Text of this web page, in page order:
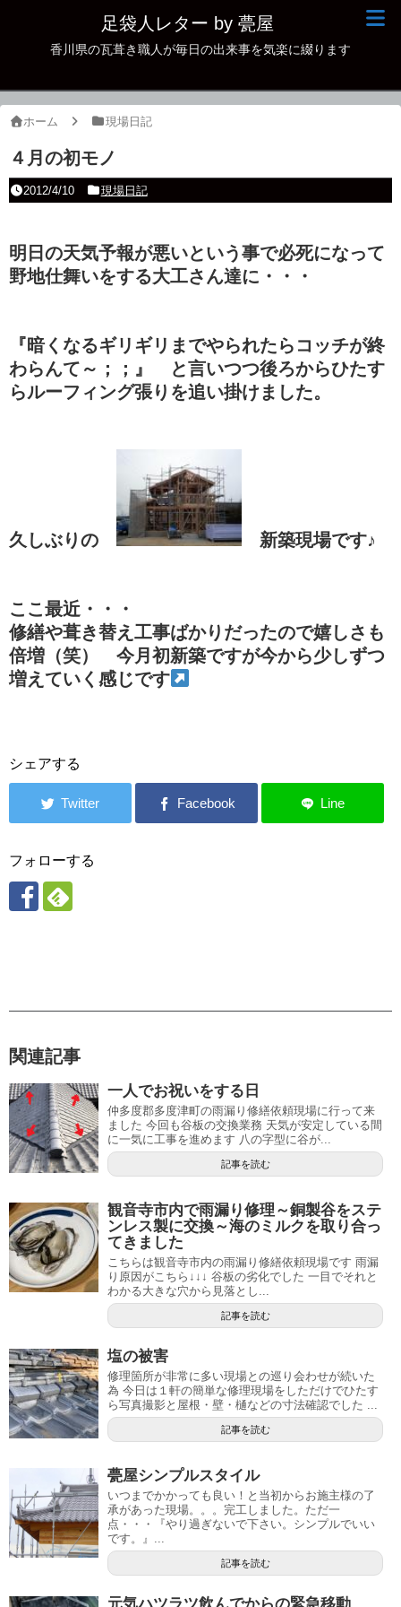
足袋人レター by 甍屋
香川県の瓦葺き職人が毎日の出来事を気楽に綴ります
ホーム 現場日記
４月の初モノ
2012/4/10 現場日記
明日の天気予報が悪いという事で必死になって
野地仕舞いをする大工さん達に・・・
『暗くなるギリギリまでやられたらコッチが終
わらんて～；；』 と言いつつ後ろからひたす
らルーフィング張りを追い掛けました。
久しぶりの 新築現場です♪
ここ最近・・・
修繕や葺き替え工事ばかりだったので嬉しさも
倍増（笑） 今月初新築ですが今から少しずつ
増えていく感じです
シェアする
フォローする
関連記事
一人でお祝いをする日
仲多度郡多度津町の雨漏り修繕依頼現場に行って来
ました 今回も谷板の交換業務 天気が安定している間
に一気に工事を進めます 八の字型に谷が...
記事を読む
観音寺市内で雨漏り修理～銅製谷をステ
ンレス製に交換～海のミルクを取り合っ
てきました
こちらは観音寺市内の雨漏り修繕依頼現場です 雨漏
り原因がこちら↓↓↓ 谷板の劣化でした 一目でそれと
わかる大きな穴から見落とし...
記事を読む
塩の被害
修理箇所が非常に多い現場との巡り会わせが続いた
為 今日は１軒の簡単な修理現場をしただけでひたす
ら写真撮影と屋根・壁・樋などの寸法確認でした ...
記事を読む
甍屋シンプルスタイル
いつまでかかっても良い！と当初からお施主様の了
承があった現場。。。完工しました。ただ一
点・・・『やり過ぎないで下さい。シンプルでいい
です。』...
記事を読む
元気ハツラツ飲んでからの緊急移動
現場日記
古瓦
本日の一品